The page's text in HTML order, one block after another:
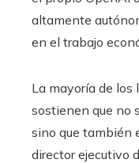
altamente
en el trabajo
La mayoría de los
sostienen que no
sino que también
director ejecutivo